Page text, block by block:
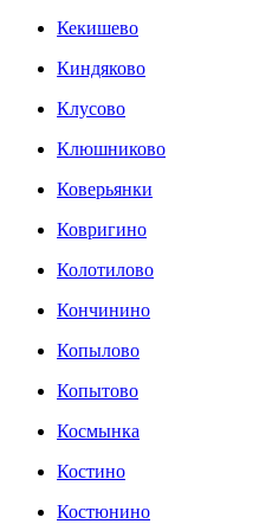
Кекишево
Киндяково
Клусово
Клюшниково
Коверьянки
Ковригино
Колотилово
Кончинино
Копылово
Копытово
Космынка
Костино
Костюнино